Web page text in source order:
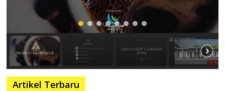
Artikel Terbaru